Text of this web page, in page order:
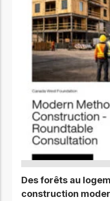
Des forêts au
construction